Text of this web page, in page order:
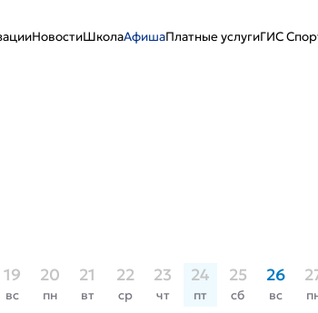
НовостиШколаАфишаПлатные услугиГИС
19
вс
20
пн
21
вт
22
ср
23
чт
24
пт
25
сб
26
вс